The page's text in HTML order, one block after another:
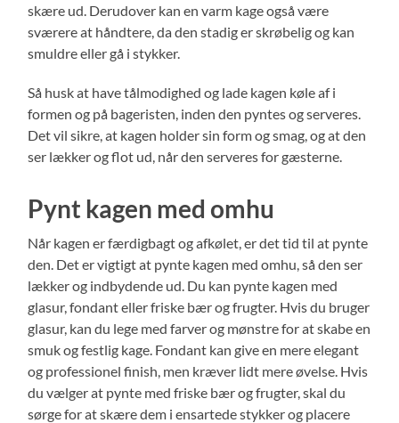
skære ud. Derudover kan en varm kage også være
sværere at håndtere, da den stadig er skrøbelig og kan
smuldre eller gå i stykker.
Så husk at have tålmodighed og lade kagen køle af i
formen og på bageristen, inden den pyntes og serveres.
Det vil sikre, at kagen holder sin form og smag, og at den
ser lækker og flot ud, når den serveres for gæsterne.
Pynt kagen med omhu
Når kagen er færdigbagt og afkølet, er det tid til at pynte
den. Det er vigtigt at pynte kagen med omhu, så den ser
lækker og indbydende ud. Du kan pynte kagen med
glasur, fondant eller friske bær og frugter. Hvis du bruger
glasur, kan du lege med farver og mønstre for at skabe en
smuk og festlig kage. Fondant kan give en mere elegant
og professionel finish, men kræver lidt mere øvelse. Hvis
du vælger at pynte med friske bær og frugter, skal du
sørge for at skære dem i ensartede stykker og placere